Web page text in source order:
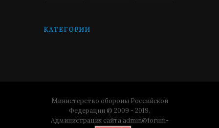
КАТЕГОРИИ
Министерство обороны Российской
Федерации © 2009 - 2019.
Администрация сайта admin@forum-